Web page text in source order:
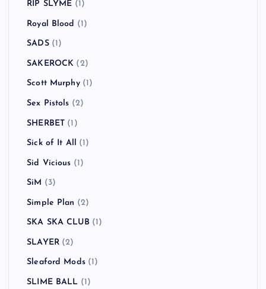
RIP SLYME (1)
Royal Blood (1)
SADS(1)
SAKEROCK (2)
Scott Murphy(1)
Sex Pistols (2)
SHERBET (1)
Sick of It All (1)
Sid Vicious (1)
SiM (3)
Simple Plan (2)
SKA SKA CLUB (1)
SLAYER(2)
Sleaford Mods(1)
SLIME BALL (1)